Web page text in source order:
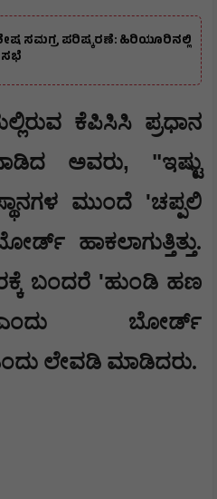
ಸಮಗ್ರ ಪರಿಷ್ಕರಣೆ: ಹಿರಿಯೂರಿನಲ್ಲಿ
ಸಭೆ
ಕೆಪಿಸಿಸಿ ಪ್ರಧಾನ
ಅವರು, "ಇಷ್ಟು
ಮುಂದೆ 'ಚಪ್ಪಲಿ
ಹಾಕಲಾಗುತ್ತಿತ್ತು.
ಬಂದರೆ 'ಹುಂಡಿ ಹಣ
ಬೋರ್ಡ್
ಲೇವಡಿ ಮಾಡಿದರು.